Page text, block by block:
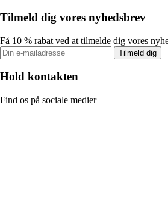
Tilmeld dig vores nyhedsbrev
Få 10 % rabat ved at tilmelde dig vores
Tilmeld dig
Hold kontakten
Find os på sociale medier